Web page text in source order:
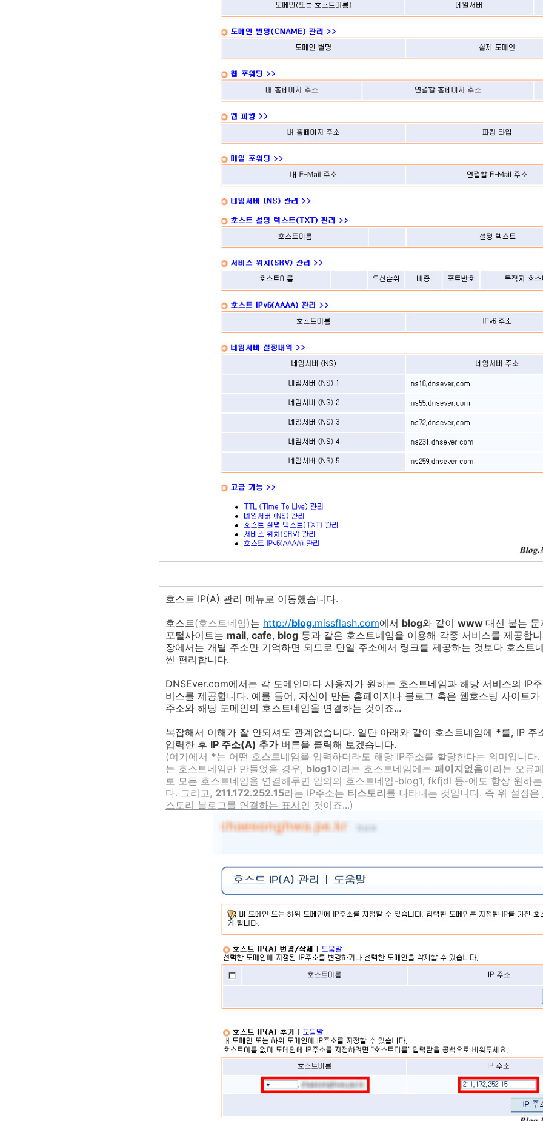
호스트 IP(A) 관리 메뉴로 이동했습니다.
호스트(호스트네임)는 http://blog.missflash.com에서 blog와 같이 www 대신 붙는 문
포털사이트는 mail, cafe, blog 등과 같은 호스트네임을 이용해 각종 서비스를 제공합
장에서는 개별 주소만 기억하면 되므로 단일 주소에서 링크를 제공하는 것보다 호스트
씬 편리합니다.
DNSEver.com에서는 각 도메인마다 사용자가 원하는 호스트네임과 해당 서비스의 IP
비스를 제공합니다. 예를 들어, 자신이 만든 홈페이지나 블로그 혹은 웹호스팅 사이트
주소와 해당 도메인의 호스트네임을 연결하는 것이죠...
복잡해서 이해가 잘 안되셔도 관계없습니다. 일단 아래와 같이 호스트네임에 *를, IP 주
입력한 후 IP 주소(A) 추가버튼을 클릭해 보겠습니다.
(여기에서 *는 어떤 호스트네임을 입력하더라도 해당 IP주소를 할당한다는 의미입니다
는 호스트네임만 만들었을 경우, blog1이라는 호스트네임에는 페이지없음이라는 오류
로 모든 호스트네임을 연결해두면 임의의 호스트네임-blog1, fkfjdl 등-에도 항상 원하
다. 그리고, 211.172.252.15라는 IP주소는 티스토리를 나타내는 것입니다. 즉 위 설정은
스토리 블로그를 연결하는 표시 인 것이죠...)